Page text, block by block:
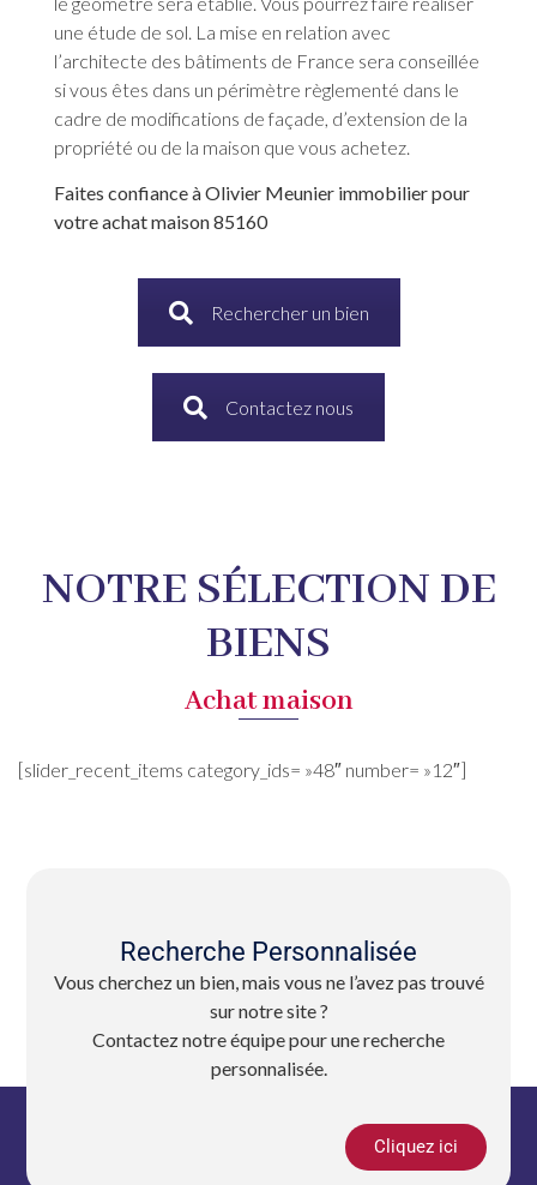
une étude de sol. La mise en relation avec
l’architecte des bâtiments de France sera conseillée
si vous êtes dans un périmètre règlementé dans le
cadre de modifications de façade, d’extension de la
propriété ou de la maison que vous achetez.
Faites confiance à Olivier Meunier immobilier pour
votre achat maison 85160
Rechercher un bien
Contactez nous
NOTRE SÉLECTION DE
BIENS
Achat maison
[slider_recent_items category_ids= »48″ number= »12″]
Recherche Personnalisée
Vous cherchez un bien, mais vous ne l’avez pas trouvé
sur notre site ?
Contactez notre équipe pour une recherche
personnalisée.
Cliquez ici